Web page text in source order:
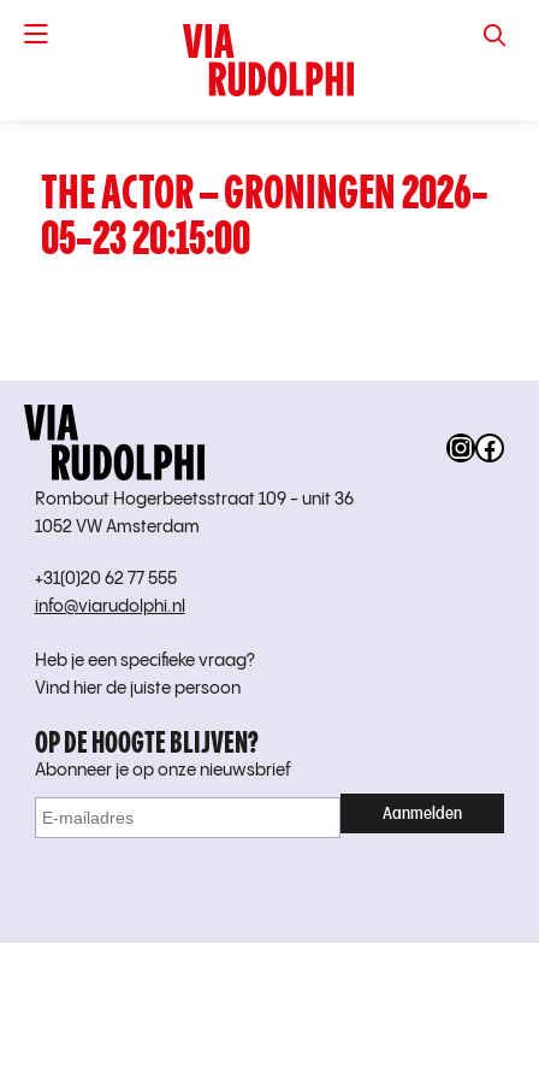
VIA
THE ACTOR – GRONINGEN 2026-
05-23 20:15:00
Rombout Hogerbeetsstraat 109 - unit 36
1052 VW Amsterdam
+31(0)20 62 77 555
info@viarudolphi.nl
Heb je een specifieke vraag?
Vind hier de juiste persoon
OP DE HOOGTE BLIJVEN?
Abonneer je op onze nieuwsbrief